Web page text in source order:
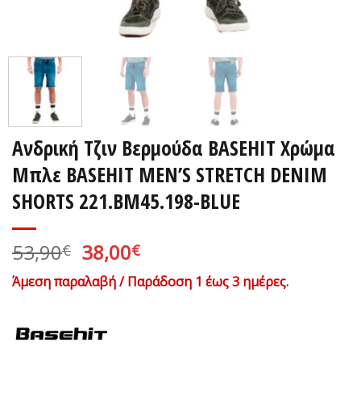
Ανδρική Τζιν Βερμούδα BASEHIT Χρώμα
Μπλε BASEHIT MEN’S STRETCH DENIM
SHORTS 221.BM45.198-BLUE
53,90€ Original
price
was:
38,00€Η
τρέχουσα
τιμή
Άμεση παραλαβή / Παράδοση 1 έως 3 ημέρες.